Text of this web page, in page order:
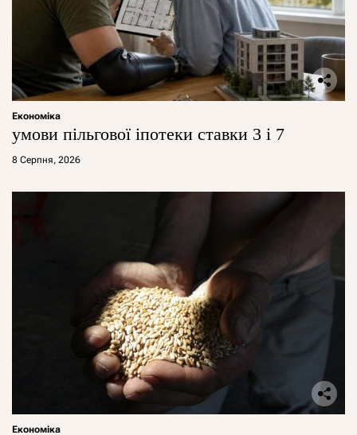
Економіка
умови пільгової іпотеки ставки 3 і 7
8 Серпня, 2026
Економіка